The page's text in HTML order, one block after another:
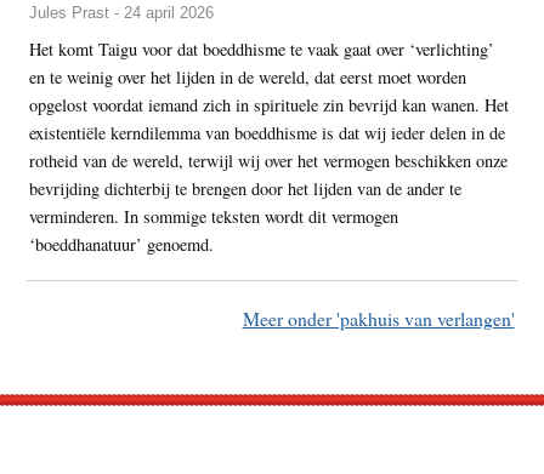
Jules Prast - 24 april 2026
Het komt Taigu voor dat boeddhisme te vaak gaat over ‘verlichting’
en te weinig over het lijden in de wereld, dat eerst moet worden
opgelost voordat iemand zich in spirituele zin bevrijd kan wanen. Het
existentiële kerndilemma van boeddhisme is dat wij ieder delen in de
rotheid van de wereld, terwijl wij over het vermogen beschikken onze
bevrijding dichterbij te brengen door het lijden van de ander te
verminderen. In sommige teksten wordt dit vermogen
‘boeddhanatuur’ genoemd.
Meer onder 'pakhuis van verlangen'